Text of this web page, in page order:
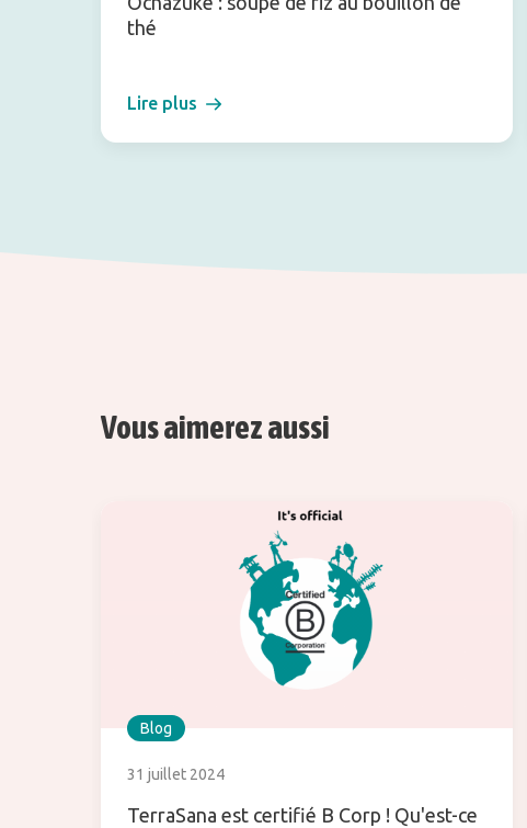
thé
Lire plus
Vous aimerez aussi
Blog
31 juillet 2024
TerraSana est certifié B Corp ! Qu'est-ce